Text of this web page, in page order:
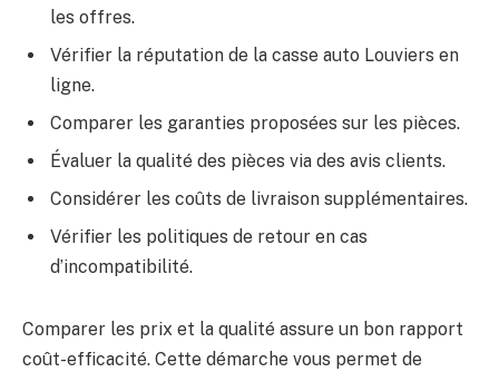
les offres.
Vérifier la réputation de la casse auto Louviers en
ligne.
Comparer les garanties proposées sur les pièces.
Évaluer la qualité des pièces via des avis clients.
Considérer les coûts de livraison supplémentaires.
Vérifier les politiques de retour en cas
d’incompatibilité.
Comparer les prix et la qualité assure un bon rapport
coût-efficacité. Cette démarche vous permet de